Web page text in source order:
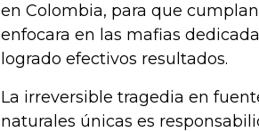
en Colombia, para que
enfocara en las mafias
logrado efectivos resultados.
La irreversible tragedia en
naturales únicas es